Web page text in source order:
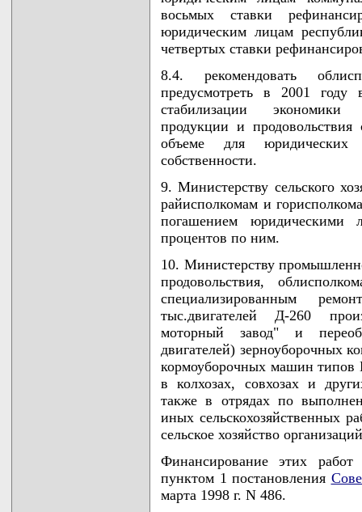
восьмых ставки
юридическим лицам
четвертых ставки
8.4. рекомендовать
предусмотреть в 2001
стабилизации экономики
продукции и
объеме для
собственности.
9. Министерству сельского
райисполкомам и
погашением юридическими
процентов по ним.
10. Министерству
продовольствия,
специализированным
тыс.двигателей Д-260
моторный завод" и
двигателей) зерноуборочных
кормоуборочных машин типов
в колхозах, совхозах и
также в отрядах по
иных сельскохозяйственных
сельское хозяйство
Финансирование этих работ
пунктом 1 постановления
марта 1998 г. N 486.